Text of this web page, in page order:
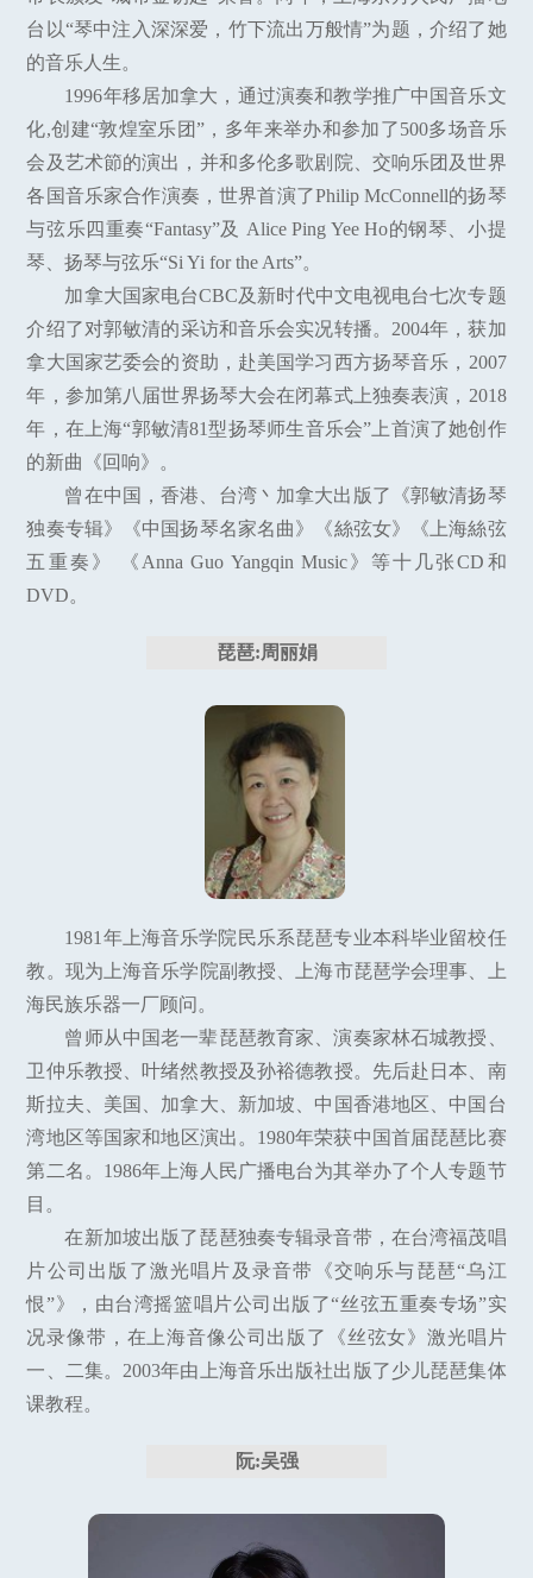
台以“琴中注入深深爱，竹下流出万般情”为题，介绍了她
的音乐人生。
1996年移居加拿大，通过演奏和教学推广中国音乐文
化,创建“敦煌室乐团”，多年来举办和参加了500多场音乐
会及艺术節的演出，并和多伦多歌剧院、交响乐团及世界
各国音乐家合作演奏，世界首演了Philip McConnell的扬琴
与弦乐四重奏“Fantasy”及 Alice Ping Yee Ho的钢琴、小提
琴、扬琴与弦乐“Si Yi for the Arts”。
加拿大国家电台CBC及新时代中文电视电台七次专题
介绍了对郭敏清的采访和音乐会实况转播。2004年，获加
拿大国家艺委会的资助，赴美国学习西方扬琴音乐，2007
年，参加第八届世界扬琴大会在闭幕式上独奏表演，2018
年，在上海“郭敏清81型扬琴师生音乐会”上首演了她创作
的新曲《回响》。
曾在中国，香港、台湾丶加拿大出版了《郭敏清扬琴
独奏专辑》《中国扬琴名家名曲》《絲弦女》《上海絲弦
五重奏》 《Anna Guo Yangqin Music》等十几张CD和
DVD。
琵琶:周丽娟
1981年上海音乐学院民乐系琵琶专业本科毕业留校任
教。现为上海音乐学院副教授、上海市琵琶学会理事、上
海民族乐器一厂顾问。
曾师从中国老一辈琵琶教育家、演奏家林石城教授、
卫仲乐教授、叶绪然教授及孙裕德教授。先后赴日本、南
斯拉夫、美国、加拿大、新加坡、中国香港地区、中国台
湾地区等国家和地区演出。1980年荣获中国首届琵琶比赛
第二名。1986年上海人民广播电台为其举办了个人专题节
目。
在新加坡出版了琵琶独奏专辑录音带，在台湾福茂唱
片公司出版了激光唱片及录音带《交响乐与琵琶“乌江
恨”》，由台湾摇篮唱片公司出版了“丝弦五重奏专场”实
况录像带，在上海音像公司出版了《丝弦女》激光唱片
一、二集。2003年由上海音乐出版社出版了少儿琵琶集体
课教程。
阮:吴强